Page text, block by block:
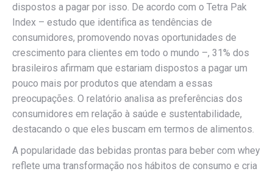
dispostos a pagar por isso. De acordo com o Tetra Pak
Index – estudo que identifica as tendências de
consumidores, promovendo novas oportunidades de
crescimento para clientes em todo o mundo –, 31% dos
brasileiros afirmam que estariam dispostos a pagar um
pouco mais por produtos que atendam a essas
preocupações. O relatório analisa as preferências dos
consumidores em relação à saúde e sustentabilidade,
destacando o que eles buscam em termos de alimentos.
A popularidade das bebidas prontas para beber com whey
reflete uma transformação nos hábitos de consumo e cria